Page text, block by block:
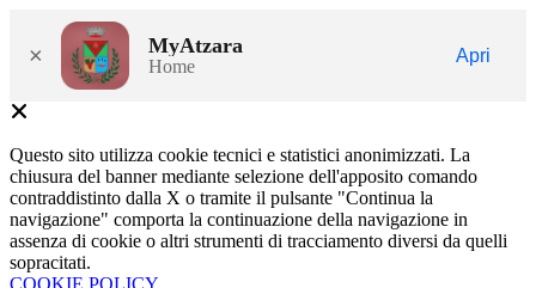
× MyAtzara
Home
Apri
Questo sito utilizza cookie tecnici e statistici anonimizzati. La
chiusura del banner mediante selezione dell'apposito comando
contraddistinto dalla X o tramite il pulsante "Continua la
navigazione" comporta la continuazione della navigazione in
assenza di cookie o altri strumenti di tracciamento diversi da quelli
sopracitati.
COOKIE POLICY